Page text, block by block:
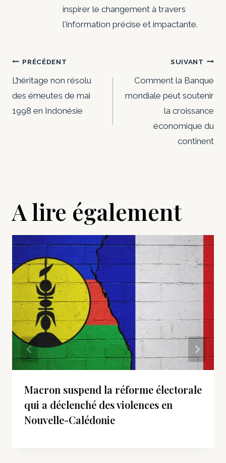
inspirer le changement à travers
l'information précise et impactante.
Navigation
de
l’article
PRÉCÉDENT
L’héritage non résolu
des émeutes de mai
1998 en Indonésie
SUIVANT
Comment la Banque
mondiale peut soutenir
la croissance
économique du
continent
A lire également
Macron suspend la réforme électorale
qui a déclenché des violences en
Nouvelle-Calédonie